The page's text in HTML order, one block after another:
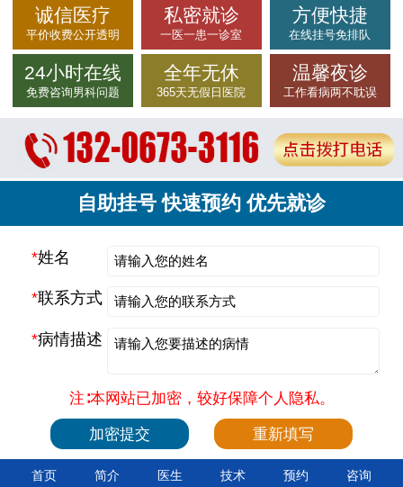
诚信医疗
平价收费公开透明
私密就诊
一医一患一诊室
方便快捷
在线挂号免排队
24小时在线
免费咨询男科问题
全年无休
365天无假日医院
温馨夜诊
工作看病两不耽误
自助挂号 快速预约 优先就诊
*姓名
*联系方式
*病情描述
注∶本网站已加密，较好保障个人隐私。
首页 简介 医生 技术 预约 咨询